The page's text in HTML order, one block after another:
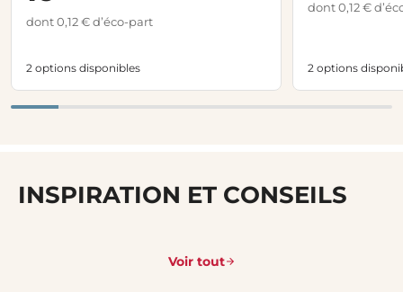
dont 0,12 € d’éco-part
2 options disponibles
dont 0,12 €
2 options
INSPIRATION ET CONSEILS
Voir tout